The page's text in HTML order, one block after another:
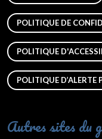
POLITIQUE DE
POLITIQUE
POLITIQUE D’ALERTE
Autres sites du